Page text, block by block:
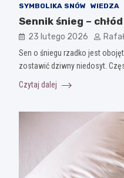
SYMBOLIKA SNÓW WIEDZA
Sennik śnieg –
23 lutego 2026
Sen o śniegu rzadko jest
zostawić dziwny niedosyt.
Czytaj dalej